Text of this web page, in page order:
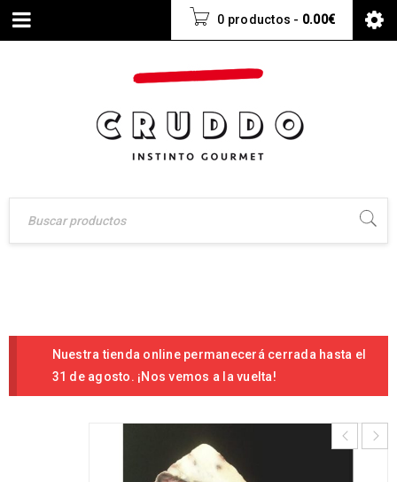
0 productos - 0.00€
Nuestra tienda online permanecerá cerrada hasta el
31 de agosto. ¡Nos vemos a la vuelta!